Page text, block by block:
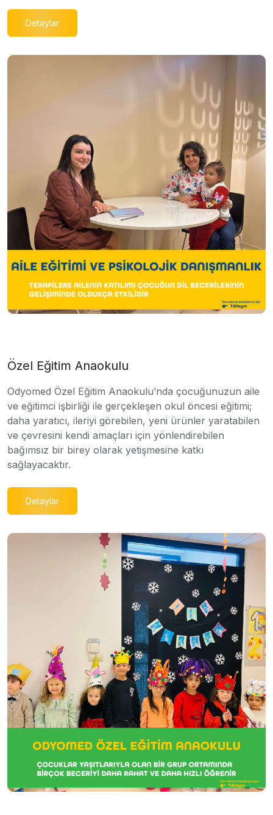
Detaylar
Özel Eğitim Anaokulu
Odyomed Özel Eğitim Anaokulu’nda çocuğunuzun aile
ve eğitimci işbirliği ile gerçekleşen okul öncesi eğitimi;
daha yaratıcı, ileriyi görebilen, yeni ürünler yaratabilen
ve çevresini kendi amaçları için yönlendirebilen
bağımsız bir birey olarak yetişmesine katkı
sağlayacaktır.
Detaylar